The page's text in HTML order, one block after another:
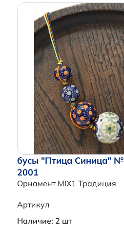
бусы "Птица Синица" №
2001
Орнамент MIX1 Традиция
Артикул
Наличие: 2 шт